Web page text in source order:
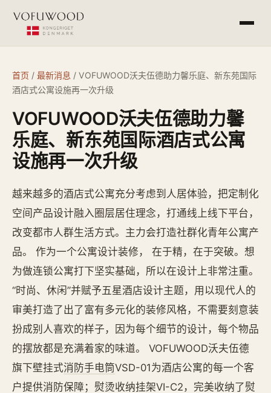
工程案例
常见问答
最新消息
杭州欧萨酒店设备有限公司
service@vofu.cn
0571-81672813
首页 / 最新消息 / VOFUWOOD沃夫伍德助力馨乐庭、新东苑国际
酒店式公寓设施再一次升级
VOFUWOOD沃夫伍德助力馨
乐庭、新东苑国际酒店式公寓
设施再一次升级
越来越多的酒店式公寓充分考虑到人居体验，把定制化
空间产品设计融入圈层居住理念，打通线上线下平台，
改变都市人群生活方式。主力会打造社群化青年公寓产
品。 作为一个公寓设计装修， 在于精，在于突破。想
为做连锁公寓打下坚实基础，所以在设计上非常注重。
“时尚、休闲”并赋予五星酒店设计主题，用以现代人的
审美打造了出了富有多元化的装修风格，不需要刻意装
扮成别人喜欢的样子，因为每个细节的设计，每个物品
的摆放都是充满着家的味道。 VOFUWOOD沃夫伍德
旗下壁挂式消防手电筒VSD-01为酒店公寓的每一个客
户提供消防保障；熨烫收纳挂架VI-C2，完美收纳了熨